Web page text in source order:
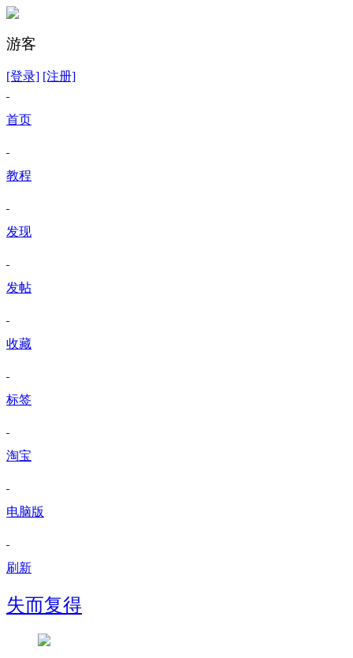
游客
[登录] [注册]
首页
教程
发现
发帖
收藏
标签
淘宝
电脑版
刷新
失而复得